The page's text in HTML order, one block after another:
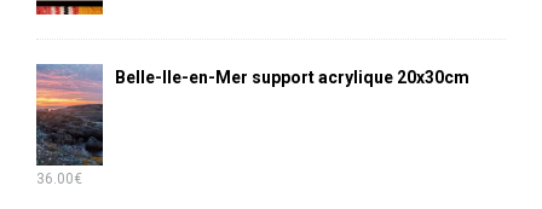
Belle-Ile-en-Mer support acrylique 20x30cm
36.00€